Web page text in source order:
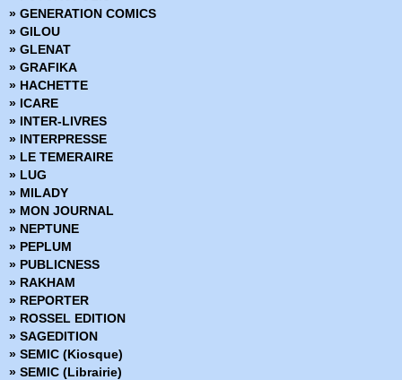
» Derniers tests avant l'apocalypse
» Des loups dans les murs
» Desperados
» Docteur Wertham
» Down
» Dracula
» Dropsie Avenue
» Duck and Cover
» Dune
» Dust to Dust
» Echo
» Echos graphiques
» Ed Gein Autopsie d'un tueur en série
» Edenwood
» Elektra
» Elektra Saga
» Elephantmen
» Elric - La cité qui rêve
» Excellence
» Extremity
» Fagin le juif
» GENERATION COMICS
» GILOU
» GLENAT
» GRAFIKA
» HACHETTE
» ICARE
» INTER-LIVRES
» INTERPRESSE
» LE TEMERAIRE
» LUG
» MILADY
» MON JOURNAL
» NEPTUNE
» PEPLUM
» PUBLICNESS
» RAKHAM
» REPORTER
» ROSSEL EDITION
» SAGEDITION
» SEMIC (Kiosque)
» SEMIC (Librairie)